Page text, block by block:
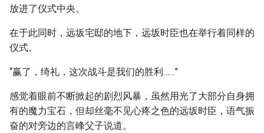
放进了仪式中央。
在于此同时，远坂宅邸的地下，远坂时臣也在举行着同样的
仪式。
“赢了，绮礼，这次战斗是我们的胜利……”
感觉着眼前不断掀起的剧烈风暴，虽然用光了大部分自身拥
有的魔力宝石，但却丝毫不见心疼之色的远坂时臣，语气振
奋的对旁边的言峰父子说道。